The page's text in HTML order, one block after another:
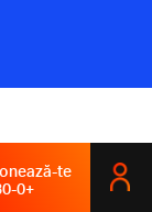
te
0+